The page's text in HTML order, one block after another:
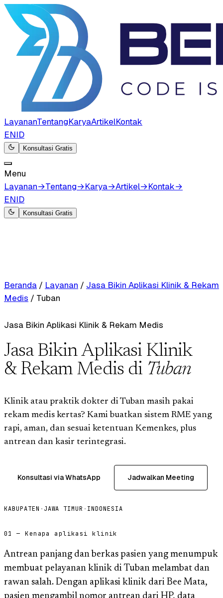
LayananTentangKaryaArtikelKontak
ENID
Konsultasi Gratis
Menu
Layanan→Tentang→Karya→Artikel→Kontak→
ENID
Konsultasi Gratis
Beranda / Layanan / Jasa Bikin Aplikasi Klinik & Rekam
Medis / Tuban
Jasa Bikin Aplikasi Klinik & Rekam Medis
Jasa Bikin Aplikasi Klinik
& Rekam Medis di Tuban
Klinik atau praktik dokter di Tuban masih pakai
rekam medis kertas? Kami buatkan sistem RME yang
rapi, aman, dan sesuai ketentuan Kemenkes, plus
antrean dan kasir terintegrasi.
Konsultasi via WhatsApp Jadwalkan Meeting
KABUPATEN · JAWA TIMUR · INDONESIA
01 — Kenapa aplikasi klinik
Antrean panjang dan berkas pasien yang menumpuk
membuat pelayanan klinik di Tuban melambat dan
rawan salah. Dengan aplikasi klinik dari Bee Mata,
pasien mengambil nomor antrean dari HP, data